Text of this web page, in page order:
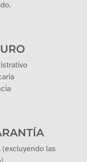
las